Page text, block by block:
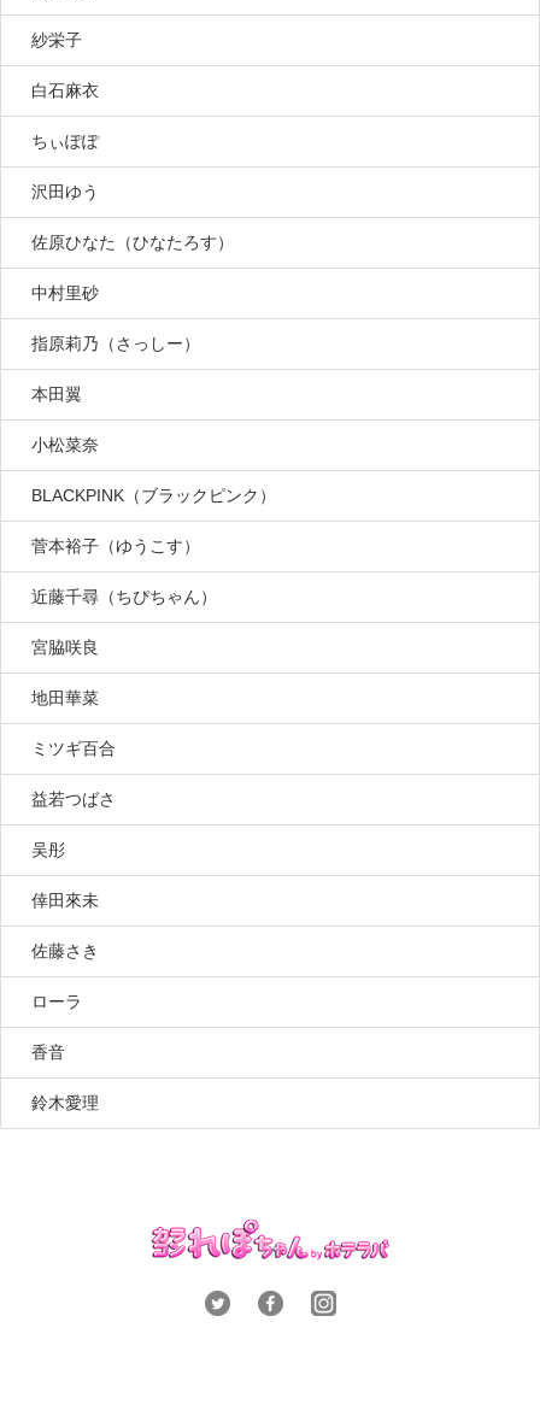
紗栄子
白石麻衣
ちぃぽぽ
沢田ゆう
佐原ひなた（ひなたろす）
中村里砂
指原莉乃（さっしー）
本田翼
小松菜奈
BLACKPINK（ブラックピンク）
菅本裕子（ゆうこす）
近藤千尋（ちぴちゃん）
宮脇咲良
地田華菜
ミツギ百合
益若つばさ
吴彤
倖田來未
佐藤さき
ローラ
香音
鈴木愛理